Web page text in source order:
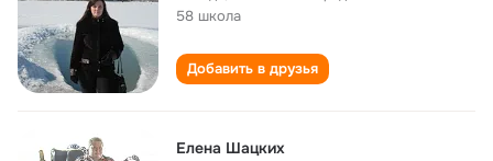
58 школа
Добавить в друзья
Елена Шацких